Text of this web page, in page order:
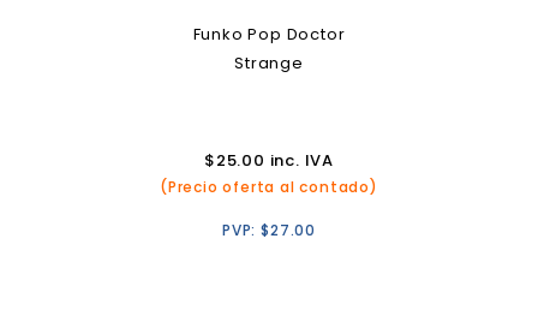
Funko Pop Doctor
Strange
$25.00 inc. IVA
(Precio oferta al contado)
PVP:$27.00